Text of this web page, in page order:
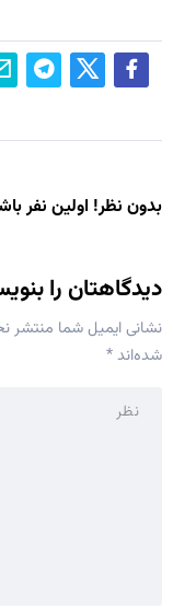
بدون نظر! اولین نفر
دیدگاهتان را
نشانی ایمیل شما منتشر
شده‌اند*